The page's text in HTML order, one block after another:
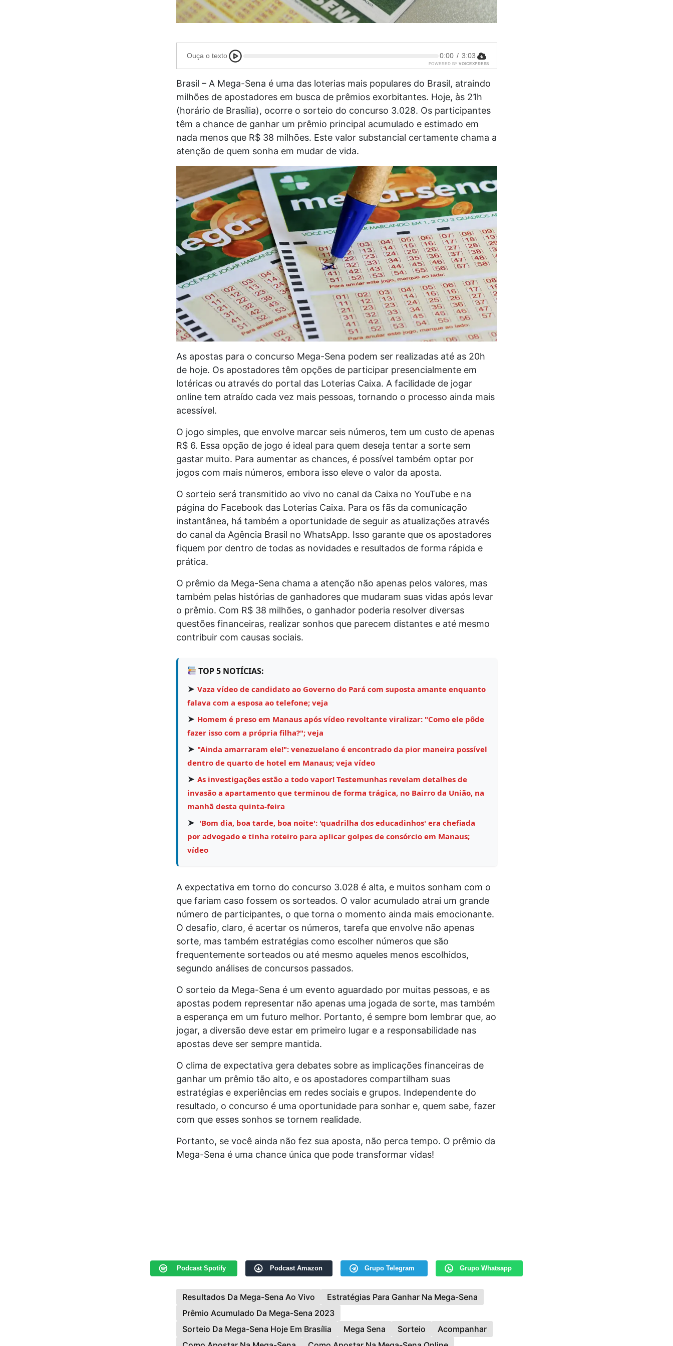
Ouça o texto 0:00 / 3:03
POWERED BY VOICEXPRESS
Brasil – A Mega-Sena é uma das loterias mais populares do Brasil, atraindo
milhões de apostadores em busca de prêmios exorbitantes. Hoje, às 21h
(horário de Brasília), ocorre o sorteio do concurso 3.028. Os participantes
têm a chance de ganhar um prêmio principal acumulado e estimado em
nada menos que R$ 38 milhões. Este valor substancial certamente chama a
atenção de quem sonha em mudar de vida.
As apostas para o concurso Mega-Sena podem ser realizadas até as 20h
de hoje. Os apostadores têm opções de participar presencialmente em
lotéricas ou através do portal das Loterias Caixa. A facilidade de jogar
online tem atraído cada vez mais pessoas, tornando o processo ainda mais
acessível.
O jogo simples, que envolve marcar seis números, tem um custo de apenas
R$ 6. Essa opção de jogo é ideal para quem deseja tentar a sorte sem
gastar muito. Para aumentar as chances, é possível também optar por
jogos com mais números, embora isso eleve o valor da aposta.
O sorteio será transmitido ao vivo no canal da Caixa no YouTube e na
página do Facebook das Loterias Caixa. Para os fãs da comunicação
instantânea, há também a oportunidade de seguir as atualizações através
do canal da Agência Brasil no WhatsApp. Isso garante que os apostadores
fiquem por dentro de todas as novidades e resultados de forma rápida e
prática.
O prêmio da Mega-Sena chama a atenção não apenas pelos valores, mas
também pelas histórias de ganhadores que mudaram suas vidas após levar
o prêmio. Com R$ 38 milhões, o ganhador poderia resolver diversas
questões financeiras, realizar sonhos que parecem distantes e até mesmo
contribuir com causas sociais.
TOP 5 NOTÍCIAS:
➤ Vaza vídeo de candidato ao Governo do Pará com suposta amante enquanto
falava com a esposa ao telefone; veja
➤ Homem é preso em Manaus após vídeo revoltante viralizar: "Como ele pôde
fazer isso com a própria filha?"; veja
➤ "Ainda amarraram ele!": venezuelano é encontrado da pior maneira possível
dentro de quarto de hotel em Manaus; veja vídeo
➤ As investigações estão a todo vapor! Testemunhas revelam detalhes de
invasão a apartamento que terminou de forma trágica, no Bairro da União, na
manhã desta quinta-feira
➤ 'Bom dia, boa tarde, boa noite': 'quadrilha dos educadinhos' era chefiada
por advogado e tinha roteiro para aplicar golpes de consórcio em Manaus;
vídeo
A expectativa em torno do concurso 3.028 é alta, e muitos sonham com o
que fariam caso fossem os sorteados. O valor acumulado atrai um grande
número de participantes, o que torna o momento ainda mais emocionante.
O desafio, claro, é acertar os números, tarefa que envolve não apenas
sorte, mas também estratégias como escolher números que são
frequentemente sorteados ou até mesmo aqueles menos escolhidos,
segundo análises de concursos passados.
O sorteio da Mega-Sena é um evento aguardado por muitas pessoas, e as
apostas podem representar não apenas uma jogada de sorte, mas também
a esperança em um futuro melhor. Portanto, é sempre bom lembrar que, ao
jogar, a diversão deve estar em primeiro lugar e a responsabilidade nas
apostas deve ser sempre mantida.
O clima de expectativa gera debates sobre as implicações financeiras de
ganhar um prêmio tão alto, e os apostadores compartilham suas
estratégias e experiências em redes sociais e grupos. Independente do
resultado, o concurso é uma oportunidade para sonhar e, quem sabe, fazer
com que esses sonhos se tornem realidade.
Portanto, se você ainda não fez sua aposta, não perca tempo. O prêmio da
Mega-Sena é uma chance única que pode transformar vidas!
Podcast Spotify Podcast Amazon Grupo Telegram Grupo Whatsapp
Resultados Da Mega-Sena Ao Vivo
Estratégias Para Ganhar Na Mega-Sena
Prêmio Acumulado Da Mega-Sena 2023
Sorteio Da Mega-Sena Hoje Em Brasília
Mega Sena Sorteio
Acompanhar